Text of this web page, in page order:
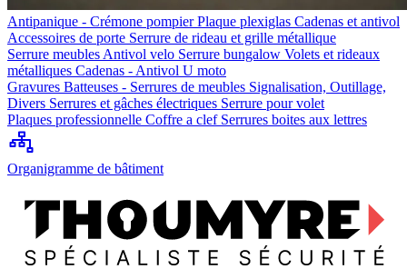
Antipanique - Crémone pompierPlaque plexiglas Cadenas et antivol
Accessoires de porte Serrure de rideau et grille métallique
Serrure meubles Antivol velo Serrure bungalow Volets et rideaux
métalliques Cadenas - Antivol U moto
Gravures Batteuses - Serrures de meubles Signalisation, Outillage,
Divers Serrures et gâches électriques Serrure pour volet
Plaques professionnelle Coffre a clef Serrures boites aux lettres
Organigramme de bâtiment